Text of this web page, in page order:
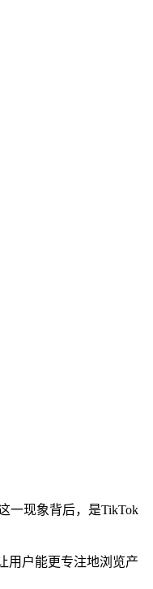
一现象背后，是TikTok
用户能更专注地浏览产